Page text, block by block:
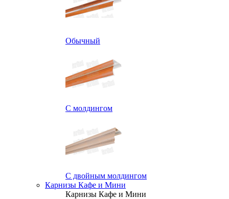
Обычный
С молдингом
С двойным молдингом
Карнизы Кафе и Мини
Карнизы Кафе и Мини